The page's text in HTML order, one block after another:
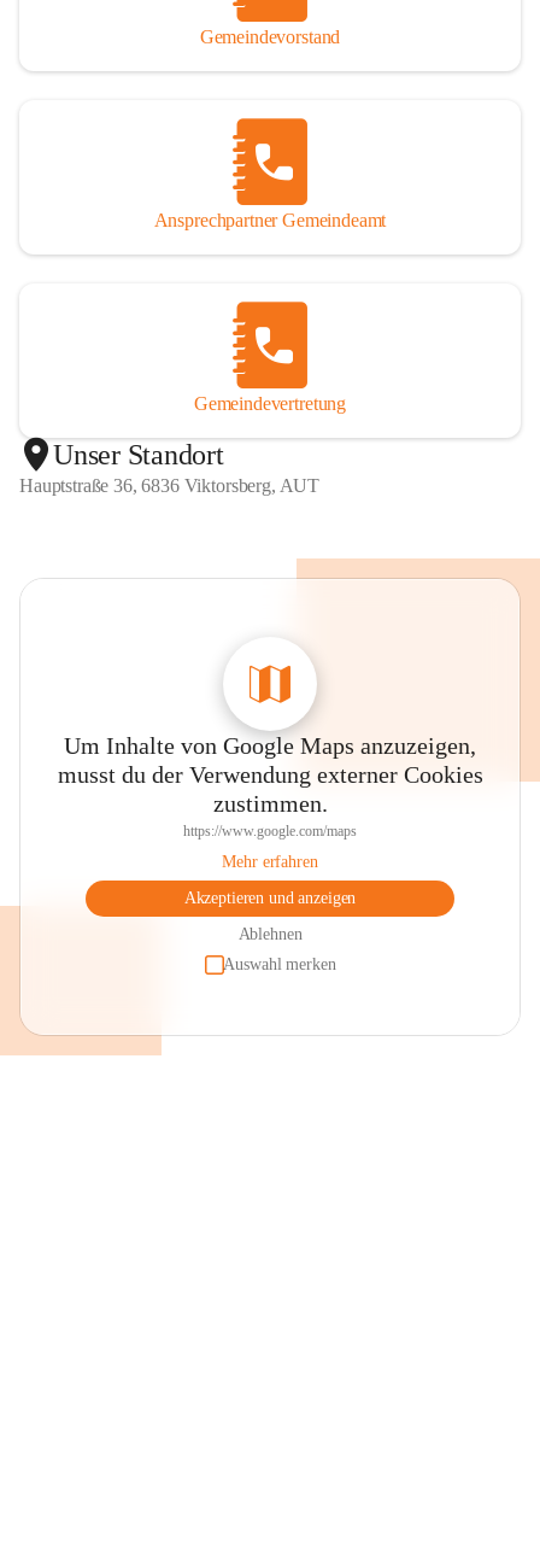
Gemeindevorstand
Ansprechpartner Gemeindeamt
Gemeindevertretung
Unser Standort
Hauptstraße 36, 6836 Viktorsberg, AUT
Um Inhalte von Google Maps anzuzeigen,
musst du der Verwendung externer Cookies
zustimmen.
https://www.google.com/maps
Mehr erfahren
Akzeptieren und anzeigen
Ablehnen
Auswahl merken